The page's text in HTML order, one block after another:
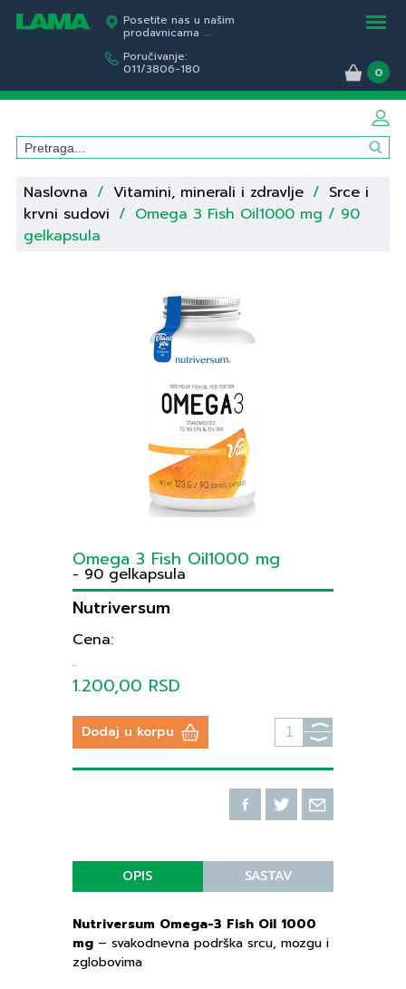
Posetite nas u našim
prodavnicama ...
Poručivanje:
011/3806-180 0
Naslovna / Vitamini, minerali i zdravlje / Srce i
krvni sudovi / Omega 3 Fish Oil1000 mg / 90
gelkapsula
Omega 3 Fish Oil1000 mg
- 90 gelkapsula
Nutriversum
Cena:
1.200,00 RSD
Dodaj u korpu
⟩
⟩
OPIS SASTAV
Nutriversum Omega-3 Fish Oil 1000
mg– svakodnevna podrška srcu, mozgu i
zglobovima